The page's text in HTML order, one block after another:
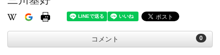
0
コメント